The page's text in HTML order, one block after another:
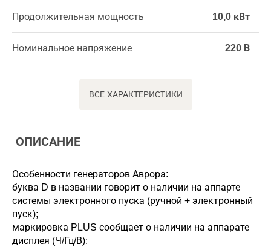
Продолжительная мощность 10,0 кВт
Номинальное напряжение 220 В
ВСЕ ХАРАКТЕРИСТИКИ
ОПИСАНИЕ
Особенности генераторов Аврора:
буква D в названии говорит о наличии на аппарте
системы электронного пуска (ручной + электронный
пуск);
маркировка PLUS сообщает о наличии на аппарате
дисплея (Ч/Гц/В);